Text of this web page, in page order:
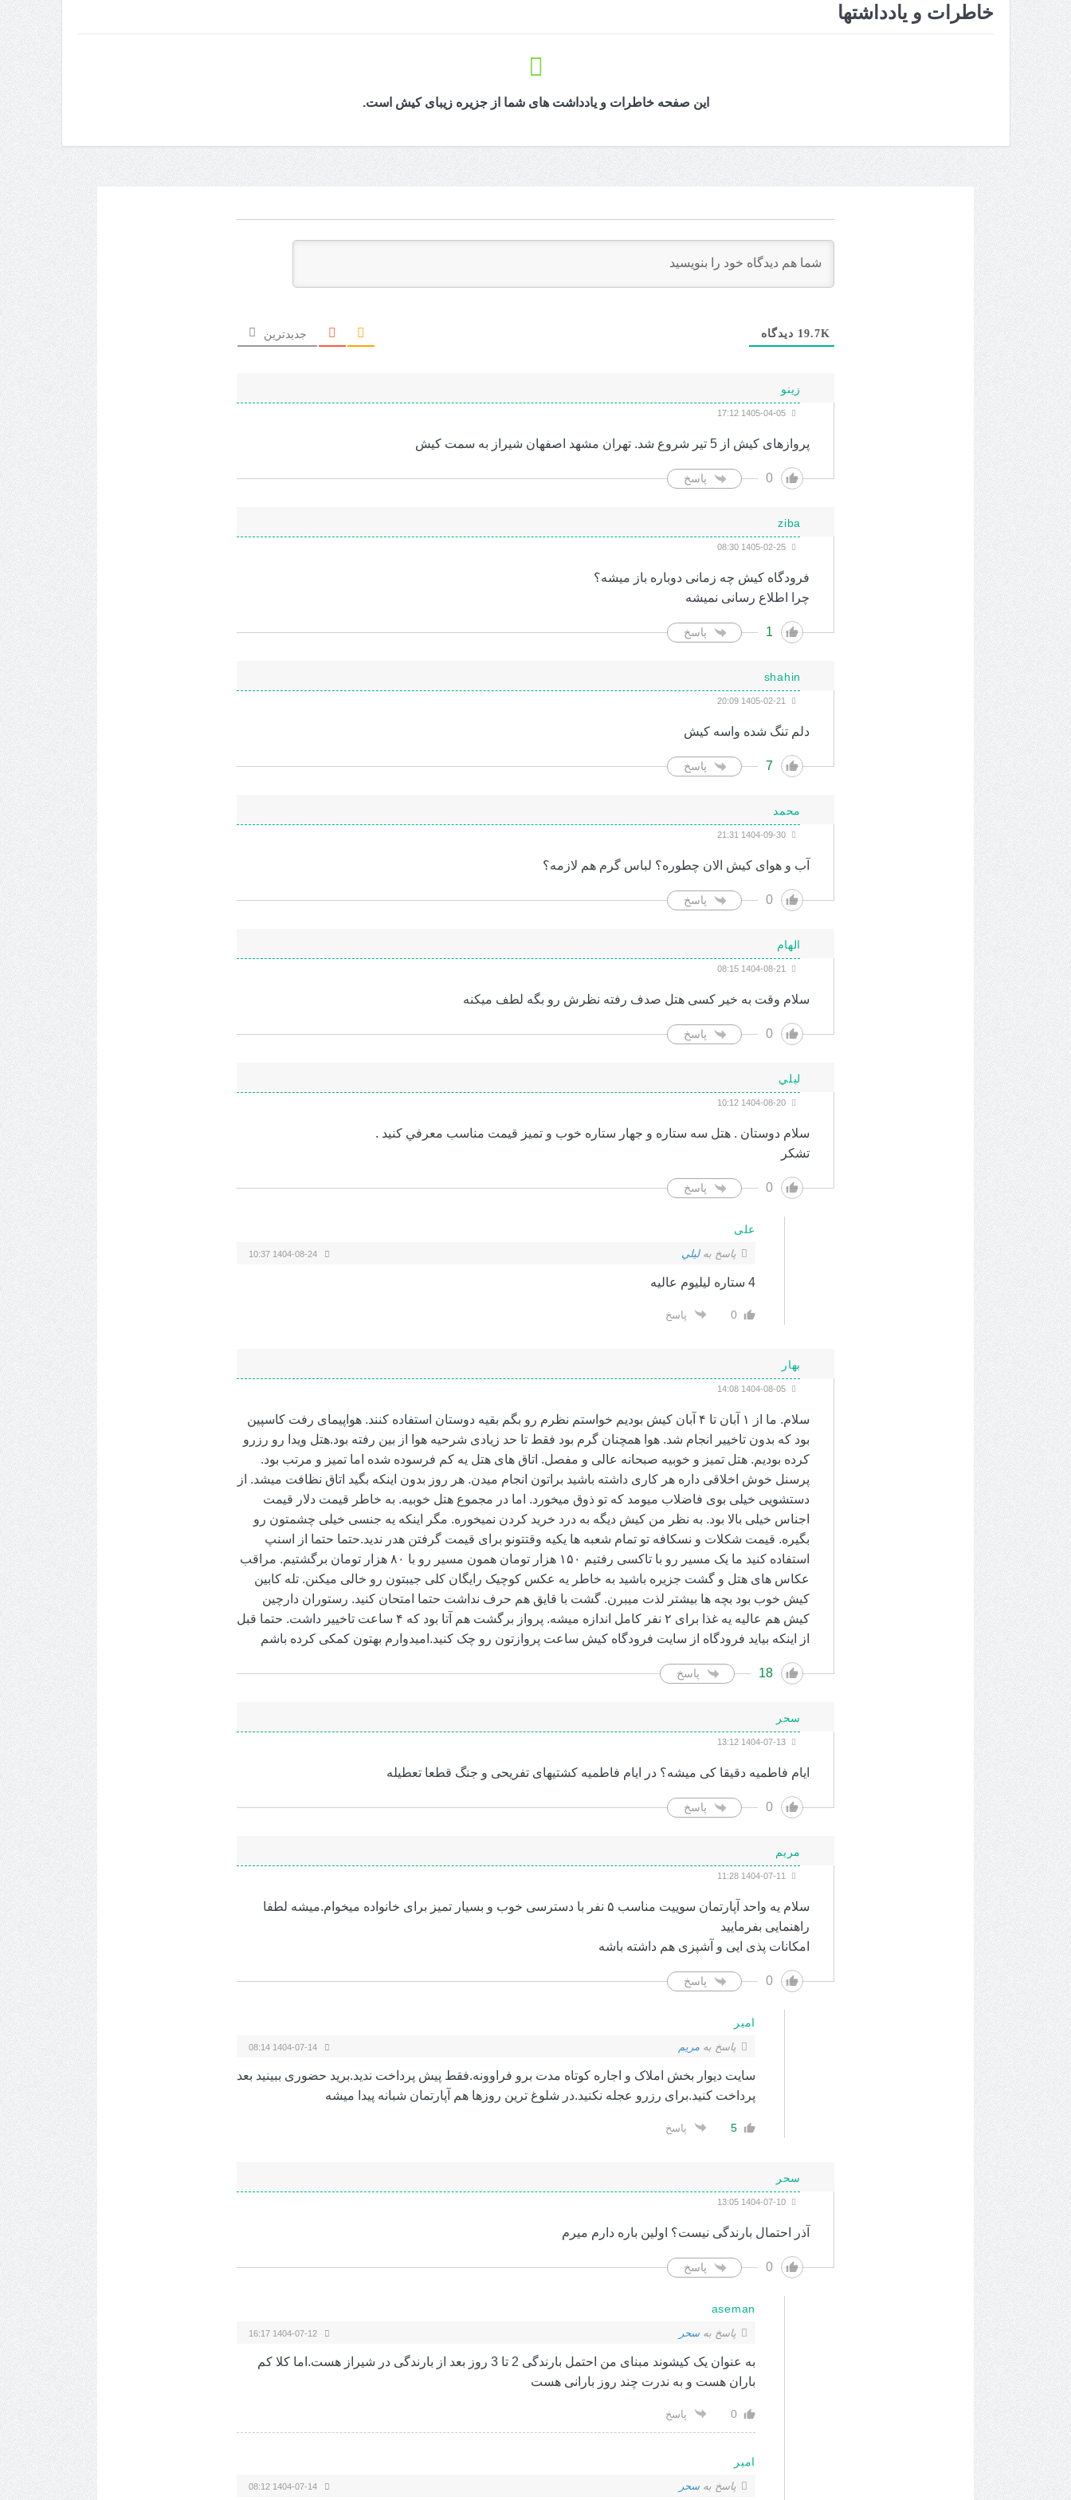
سامانه پاسخگویی به شکایات مردمی جزیره کیش
کلوپ های کیش: غواصی و تفریحات دریایی
خاطرات و یادداشتها
این صفحه خاطرات و یادداشت های شما از جزیره زیبای کیش است.
19.7K دیدگاه جدیدترین
زینو
پروازهای کیش از 5 تیر شروع شد. تهران مشهد اصفهان شیراز به سمت کیش
0 پاسخ
ziba
فرودگاه کیش چه زمانی دوباره باز میشه؟
چرا اطلاع رسانی نمیشه
1 پاسخ
shahin
دلم تنگ شده واسه کیش
7 پاسخ
محمد
آب و هوای کیش الان چطوره؟ لباس گرم هم لازمه؟
0 پاسخ
الهام
سلام وقت به خیر کسی هتل صدف رفته نظرش رو بگه لطف میکنه
0 پاسخ
ليلي
سلام دوستان . هتل سه ستاره و جهار ستاره خوب و تميز قيمت مناسب معرفي كنيد .
تشكر
0 پاسخ
علی
پاسخ بهليلي
4 ستاره لیلیوم عالیه
0 پاسخ
بهار
سلام. ما از ۱ آبان تا ۴ آبان کیش بودیم خواستم نظرم رو بگم بقیه دوستان استفاده کنند. هواپیمای رفت کاسپین
بود که بدون تاخییر انجام شد. هوا همچنان گرم بود فقط تا حد زیادی شرحیه هوا از بین رفته بود.هتل ویدا رو رزرو
کرده بودیم. هتل تمیز و خوبیه صبحانه عالی و مفصل. اتاق های هتل یه کم فرسوده شده اما تمیز و مرتب بود.
پرسنل خوش اخلاقی داره هر کاری داشته باشید براتون انجام میدن. هر روز بدون اینکه بگید اتاق نظافت میشد. از
دستشویی خیلی بوی فاضلاب میومد که تو ذوق میخورد. اما در مجموع هتل خوبیه. به خاطر قیمت دلار قیمت
اجناس خیلی بالا بود. به نظر من کیش دیگه به درد خرید کردن نمیخوره‌. مگر اینکه یه جنسی خیلی چشمتون رو
بگیره. قیمت شکلات و نسکافه تو تمام شعبه ها یکیه وقتتونو برای قیمت گرفتن هدر ندید.حتما حتما از اسنپ
استفاده کنید ما یک مسیر رو با تاکسی رفتیم ۱۵۰ هزار تومان همون مسیر رو با ۸۰ هزار تومان برگشتیم. مراقب
عکاس های هتل و گشت جزیره باشید به خاطر یه عکس کوچیک رایگان کلی جیبتون رو خالی میکنن. تله کابین
کیش خوب بود بچه ها بیشتر لذت میبرن. گشت با قایق هم حرف نداشت حتما امتحان کنید. رستوران دارچین
کیش هم عالیه یه غذا برای ۲ نفر کامل اندازه میشه. پرواز برگشت هم آتا بود که ۴ ساعت تاخییر داشت. حتما قبل
از اینکه بیاید فرودگاه از سایت فرودگاه کیش ساعت پروازتون رو چک کنید.امیدوارم بهتون کمکی کرده باشم
18 پاسخ
سحر
ایام فاطمیه دقیقا کی میشه؟ در ایام فاطمیه کشتیهای تفریحی و جنگ قطعا تعطیله
0 پاسخ
مریم
سلام یه واحد آپارتمان سوییت مناسب ۵ نفر با دسترسی خوب و بسیار تمیز برای خانواده میخوام.میشه لطفا
راهنمایی بفرمایید
امکانات پذی ایی و آشپزی هم داشته باشه
0 پاسخ
امیر
پاسخ به مریم
سایت دیوار بخش املاک و اجاره کوتاه مدت برو فراوونه.فقط پیش پرداخت ندید.برید حضوری ببینید بعد
پرداخت کنید.برای رزرو عجله نکنید.در شلوغ ترین روزها هم آپارتمان شبانه پیدا میشه
5 پاسخ
سحر
آذر احتمال بارندگی نیست؟ اولین باره دارم میرم
0 پاسخ
aseman
پاسخ به سحر
به عنوان یک کیشوند مبنای من احتمل بارندگی 2 تا 3 روز بعد از بارندگی در شیراز هست.اما کلا کم
باران هست و به ندرت چند روز بارانی هست
0 پاسخ
امیر
پاسخ به سحر